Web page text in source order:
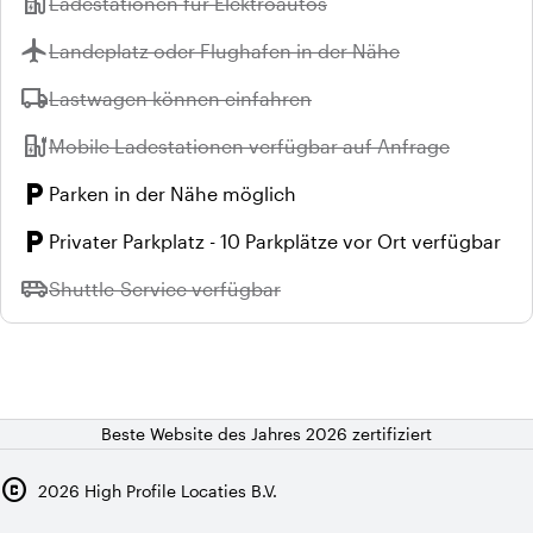
flightNicht verfügbar:
Landeplatz oder Flughafen in der Nähe
local_shippingNicht verfügbar:
Lastwagen können einfahren
ev_stationNicht verfügbar:
Mobile Ladestationen verfügbar auf Anfrage
local_parking Parken in der Nähe möglich
local_parking Privater Parkplatz - 10 Parkplätze vor Ort verfügbar
airport_shuttleNicht verfügbar:
Shuttle-Service verfügbar
Beste Website des Jahres 2026 zertifiziert
copyright 2026 High Profile Locaties B.V.